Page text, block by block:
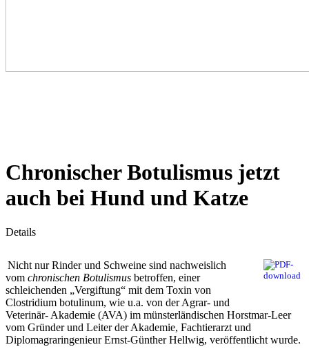
Chronischer Botulismus jetzt
auch bei Hund und Katze
Details
Nicht nur Rinder und Schweine sind nachweislich
vom chronischen Botulismus betroffen, einer
schleichenden „Vergiftung“ mit dem Toxin von
Clostridium botulinum, wie u.a. von der Agrar- und
Veterinär- Akademie (AVA) im münsterländischen Horstmar-Leer
vom Gründer und Leiter der Akademie, Fachtierarzt und
Diplomagraringenieur Ernst-Günther Hellwig, veröffentlicht wurde.